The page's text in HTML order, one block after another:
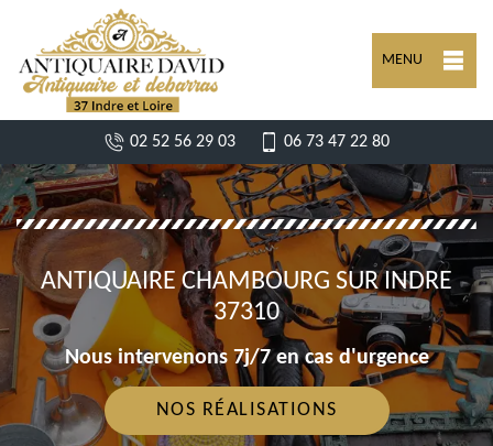
MENU
02 52 56 29 03 06 73 47 22 80
ANTIQUAIRE CHAMBOURG SUR INDRE
37310
Nous intervenons 7j/7 en cas d'urgence
NOS RÉALISATIONS